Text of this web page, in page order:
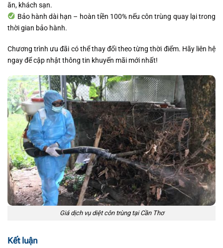
ăn, khách sạn.
Bảo hành dài hạn – hoàn tiền 100% nếu côn trùng quay lại trong
thời gian bảo hành.
Chương trình ưu đãi có thể thay đổi theo từng thời điểm. Hãy liên hệ
ngay để cập nhật thông tin khuyến mãi mới nhất!
Giá dịch vụ diệt côn trùng tại Cần Thơ
Kết luận